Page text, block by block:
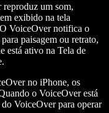
um som,
exibido na tela
VoiceOver notifica o
paisagem ou retrato,
está ativo na Tela de
no iPhone, os
o VoiceOver está
VoiceOver para operar